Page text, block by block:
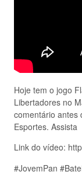
Hoje tem o jogo
Libertadores no
comentário antes
Esportes. Assista
Link do vídeo:
#JovemPan